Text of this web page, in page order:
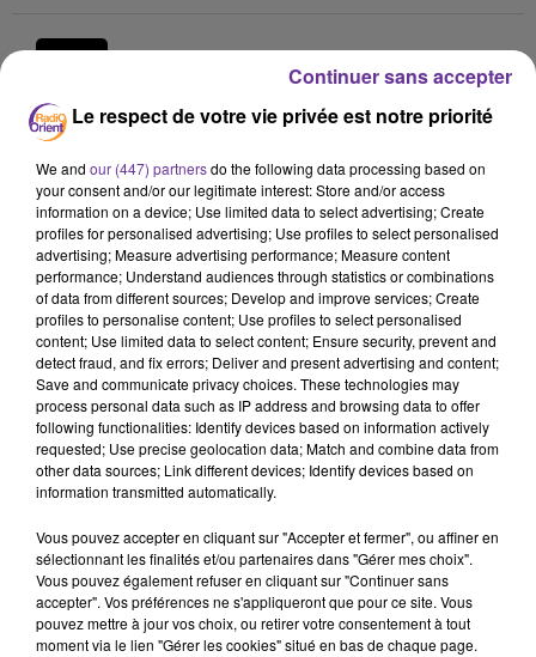
Iran
15 avril 2024 - 17 min 21 sec
DU 15/04/24
LB
JOURNAL EN LANGUE FRANÇAISE
Le Hezbollah affirme avoir lancé une opération
contre des soldats israéliens qui avaient franchi la
frontière libanaise. Un développement qui intervient
alors que les pays occidentaux appellent Israël à ne
pas riposter à l’attaque iranienne de ce week-end.
Israel poursuit des bombardements de la bande de
Gaza. 68 Palestiniens ont été tués ces dernières 24
heures.
Paris a accueilli une conférence humanitaire sur le
Le respect de votre vie privée est notre priorité
We and our (447) partnersdo the following data processing based on
your consent and/or our legitimate interest: Store and/or access
information on a device; Use limited data to select advertising; Create
profiles for personalised advertising; Use profiles to select personalised
advertising; Measure advertising performance; Measure content
performance; Understand audiences through statistics or combinations
of data from different sources; Develop and improve services; Create
profiles to personalise content; Use profiles to select personalised
content; Use limited data to select content; Ensure security, prevent and
detect fraud, and fix errors; Deliver and present advertising and content;
Save and communicate privacy choices. These technologies may
process personal data such as IP address and browsing data to offer
following functionalities: Identify devices based on information actively
requested; Use precise geolocation data; Match and combine data from
other data sources; Link different devices; Identify devices based on
information transmitted automatically.
Vous pouvez accepter en cliquant sur "Accepter et fermer", ou affiner en
sélectionnant les finalités et/ou partenaires dans "Gérer mes choix".
Vous pouvez également refuser en cliquant sur "Continuer sans
accepter". Vos préférences ne s'appliqueront que pour ce site. Vous
pouvez mettre à jour vos choix, ou retirer votre consentement à tout
moment via le lien "Gérer les cookies" situé en bas de chaque page.
Continuer sans accepter